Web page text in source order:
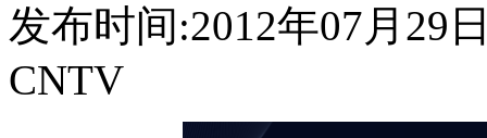
发布时间:2012年07月29
CNTV